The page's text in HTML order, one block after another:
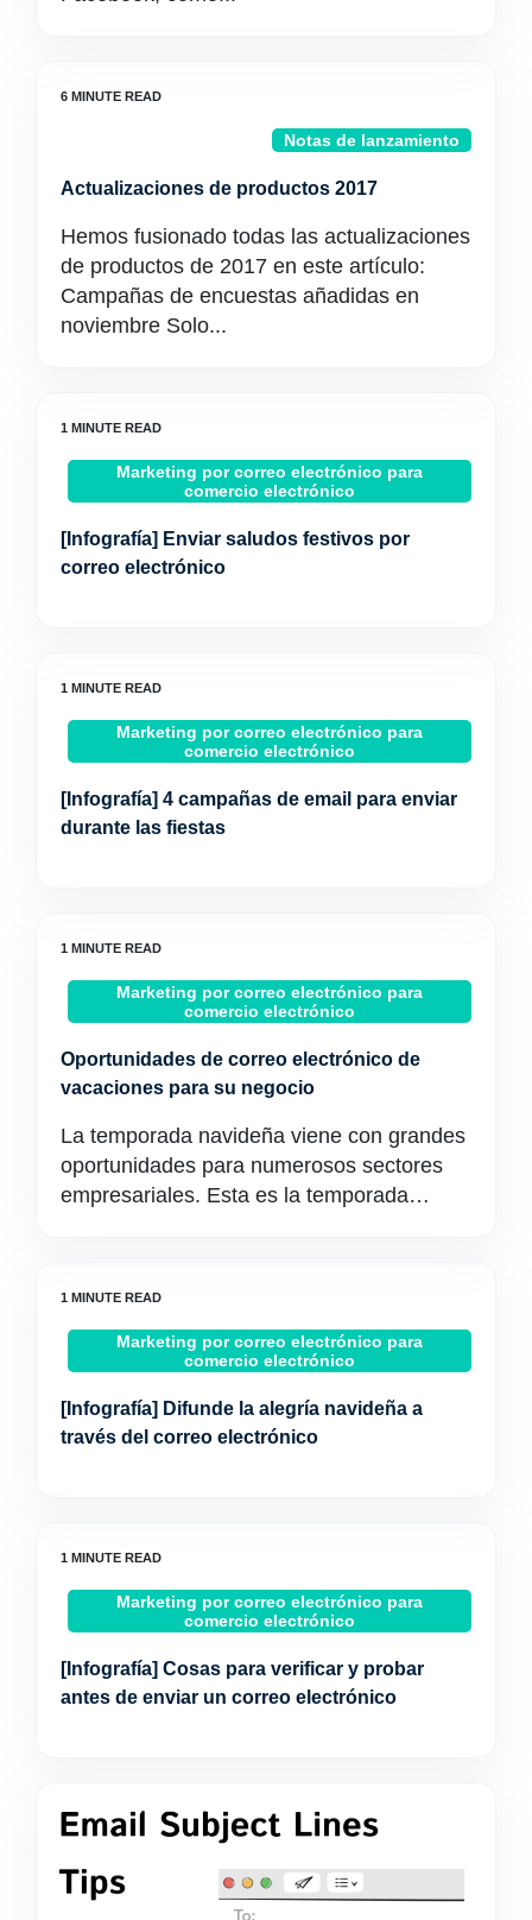
Notas de lanzamiento
Actualizaciones de productos 2017
Hemos fusionado todas las actualizaciones
de productos de 2017 en este artículo:
Campañas de encuestas añadidas en
noviembre Solo...
Marketing por correo electrónico para
comercio electrónico
[Infografía] Enviar saludos festivos por
correo electrónico
Marketing por correo electrónico para
comercio electrónico
[Infografía] 4 campañas de email para enviar
durante las fiestas
Marketing por correo electrónico para
comercio electrónico
Oportunidades de correo electrónico de
vacaciones para su negocio
La temporada navideña viene con grandes
oportunidades para numerosos sectores
empresariales. Esta es la temporada…
Marketing por correo electrónico para
comercio electrónico
[Infografía] Difunde la alegría navideña a
través del correo electrónico
Marketing por correo electrónico para
comercio electrónico
[Infografía] Cosas para verificar y probar
antes de enviar un correo electrónico